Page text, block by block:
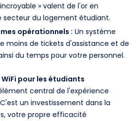
» valent de l'or en
secteur du logement étudiant.
opérationnels : Un système
moins de tickets d'assistance et de
du temps pour votre personnel.
WiFi pour les étudiants
central de l'expérience
un investissement dans la
votre propre efficacité